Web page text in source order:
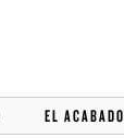
EL ACABADO